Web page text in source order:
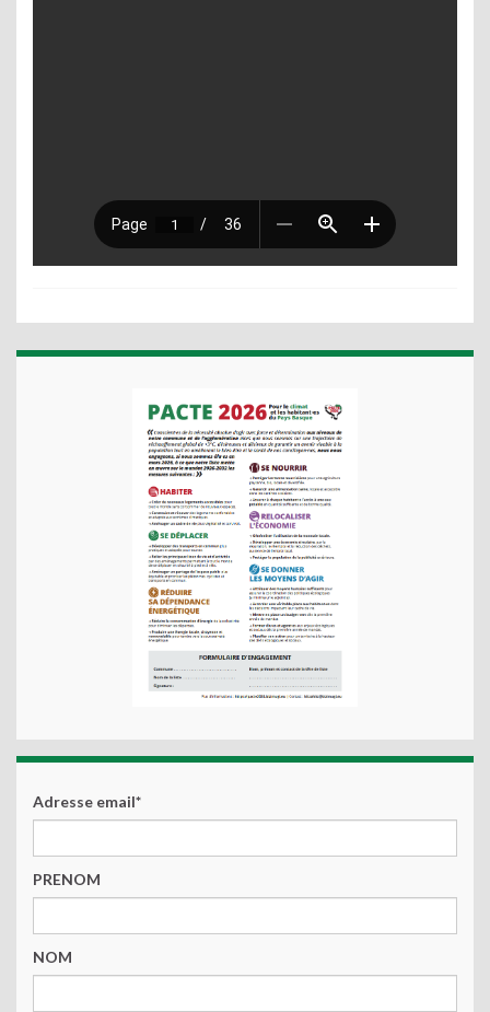
Adresse email*
PRENOM
NOM